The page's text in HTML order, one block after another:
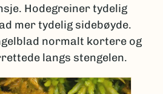
Hodegreiner tydelig
mer tydelig sidebøyde.
normalt kortere og
langs stengelen.